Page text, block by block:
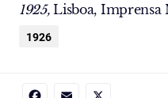
1925,Lisboa, Imprensa
1926